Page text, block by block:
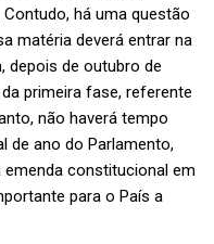
há uma questão
matéria deverá entrar na
depois de outubro de
primeira fase, referente
não haverá tempo
de ano do Parlamento,
constitucional em
para o País a